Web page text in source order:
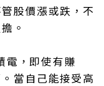
股價漲或跌，不
。
電，即使有賺
當自己能接受高